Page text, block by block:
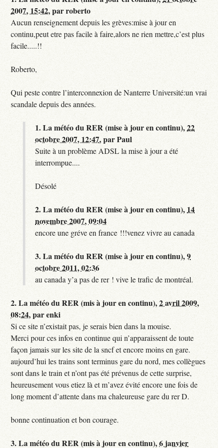
2007, 15:42,parroberto
Aucun renseignement depuis les grèves:mise à jour en
continu,peut etre pas facile à faire,alors ne rien mettre,c’est plus
facile.....!!
Roberto,
Qui peste contre l’interconnexion de Nanterre Université:un vrai
scandale depuis des années.
1.La météo du RER (mise à jour en continu),22
octobre 2007, 12:47,parPaul
Suite à un problème ADSL la mise à jour a été
interrompue....
Désolé
2.La météo du RER (mise à jour en continu), 14
novembre 2007, 09:04
encore une gréve en france !!!venez vivre au canada
3.La météo du RER (mise à jour en continu),9
octobre 2011, 02:36
au canada y’a pas de rer ! vive le trafic de montréal.
2.La météo du RER (mis à jour en continu),2 avril 2009,
08:24,parenki
Si ce site n’existait pas, je serais bien dans la mouise.
Merci pour ces infos en continue qui n’apparaissent de toute
façon jamais sur les site de la sncf et encore moins en gare.
aujourd’hui les trains sont terminus gare du nord, mes collègues
sont dans le train et n’ont pas été prévenus de cette surprise,
heureusement vous etiez là et m’avez évité encore une fois de
long moment d’attente dans ma chaleureuse gare du rer D.
bonne continuation et bon courage.
3.La météo du RER (mis à jour en continu),6 janvier